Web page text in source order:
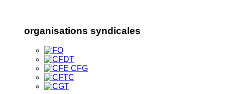
organisations syndicales